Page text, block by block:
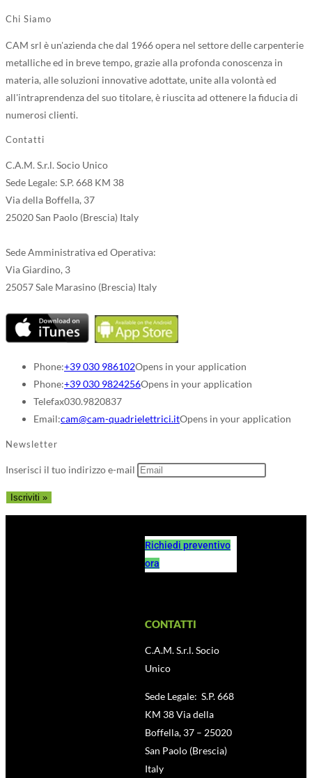
Chi Siamo
CAM srl è un'azienda che dal 1966 opera nel settore delle carpenterie
metalliche ed in breve tempo, grazie alla profonda conoscenza in
materia, alle soluzioni innovative adottate, unite alla volontà ed
all'intraprendenza del suo titolare, è riuscita ad ottenere la fiducia di
numerosi clienti.
Contatti
C.A.M. S.r.l. Socio Unico
Sede Legale: S.P. 668 KM 38
Via della Boffella, 37
25020 San Paolo (Brescia) Italy
Sede Amministrativa ed Operativa:
Via Giardino, 3
25057 Sale Marasino (Brescia) Italy
Phone:+39 030 986102Opens in your application
Phone:+39 030 9824256Opens in your application
Telefax030.9820837
Email:cam@cam-quadrielettrici.itOpens in your application
Newsletter
Inserisci il tuo indirizzo e-mail
Richiedi preventivo
ora
CONTATTI
C.A.M. S.r.l. Socio
Unico
Sede Legale: S.P. 668
KM 38 Via della
Boffella, 37 – 25020
San Paolo (Brescia)
Italy